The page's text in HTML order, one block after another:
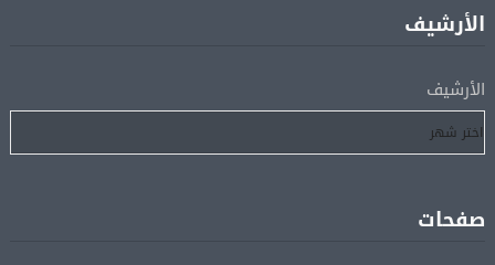
استقبال جماهيرى حاشد لمحمد صلاح لدى وصوله إلى تركيا
لإتمام انتقاله إلى طرابزون سبور
05 أغسطس
رسميًا.. انطلاق الدورى الممتاز 21 أغسطس.. وقمة الزمالك
والأهلى 11 أكتوبر
مباحثات لبنانية – أممية حول دعم لبنان وتطورات الأوضاع
فى المنطقة
الأرشيف
الأرشيف
صفحات